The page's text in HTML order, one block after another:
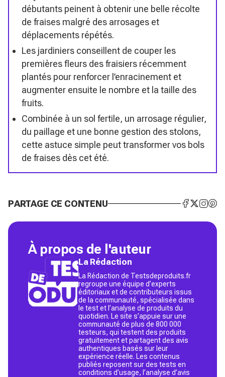
débutants peinent à obtenir une belle récolte
de fraises malgré des arrosages et
déplacements répétés.
Les jardiniers conseillent de couper les
premières fleurs des fraisiers récemment
plantés pour renforcer l’enracinement et
augmenter ensuite le nombre et la taille des
fruits.
Combinée à un sol fertile, un arrosage régulier,
du paillage et une bonne gestion des stolons,
cette astuce simple peut transformer vos bols
de fraises dès cet été.
PARTAGE CE CONTENU
À propos de l'auteur
La Rédaction
La Rédaction de Testsdeproduits.fr
regroupe une équipe d’experts
éditoriaux et de contributeurs issus
de la communauté, spécialisée dans
le test et l’analyse de produits du
quotidien. Le site s’appuie sur une
communauté de plus de 800 000
testeurs, qui testent des produits
gratuitement et partagent des avis
authentiques basés sur leur
expérience réelle. Les contenus
publiés reposent sur des tests en
conditions d’usage, l’analyse d’avis